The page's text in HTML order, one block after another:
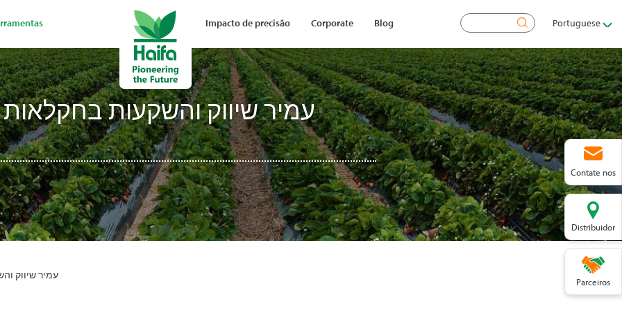
Contate nos
Distribuidor
Parceiros
Impacto de precisão Corporate Blog Pesquisar Portuguese
עמיר שיווק והשקעות
עמיר שיווק